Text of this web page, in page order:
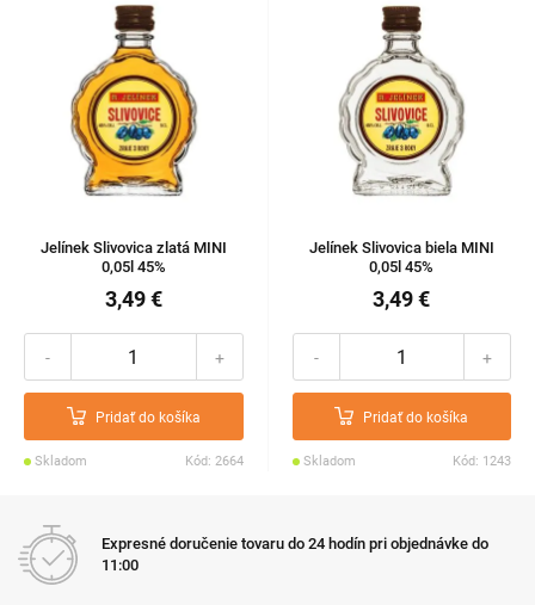
Jelínek Slivovica zlatá MINI
0,05l 45%
3,49 €
- +
Pridať do košíka
Skladom Kód: 2664
Jelínek Slivovica biela MINI
0,05l 45%
3,49 €
- +
Pridať do košíka
Skladom Kód: 1243
Expresné doručenie tovaru do 24 hodín pri objednávke do
11:00